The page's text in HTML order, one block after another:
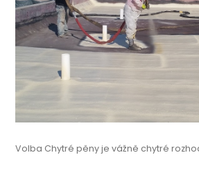
Volba Chytré pěny je vážně chytré